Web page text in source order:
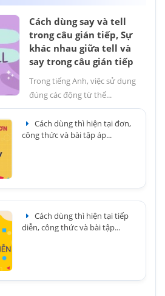
Cách dùng say và tell
trong câu gián tiếp, Sự
khác nhau giữa tell và
say trong câu gián tiếp
Trong tiếng Anh, việc sử dụng
đúng các động từ thể...
Cách dùng thì hiện tại đơn,
công thức và bài tập áp...
Cách dùng thì hiện tại tiếp
diễn, công thức và bài tập...